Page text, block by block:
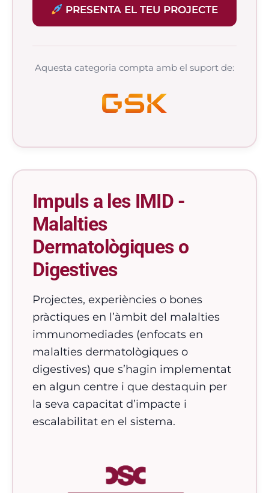
PRESENTA EL TEU PROJECTE
Aquesta categoria compta amb el suport de:
Impuls a les IMID -
Malalties
Dermatològiques o
Digestives
Projectes, experiències o bones
pràctiques en l’àmbit del malalties
immunomediades (enfocats en
malalties dermatològiques o
digestives) que s’hagin implementat
en algun centre i que destaquin per
la seva capacitat d’impacte i
escalabilitat en el sistema.